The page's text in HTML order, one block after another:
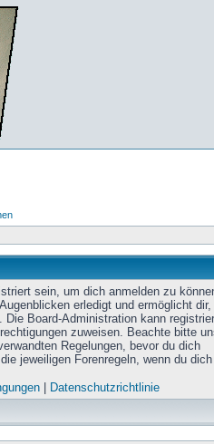
sein, um dich anmelden zu
erledigt und ermöglicht
Die Board-Administration kann
zuweisen. Beachte bitte
Regelungen, bevor du dich
jeweiligen Forenregeln, wenn du
| Datenschutzrichtlinie